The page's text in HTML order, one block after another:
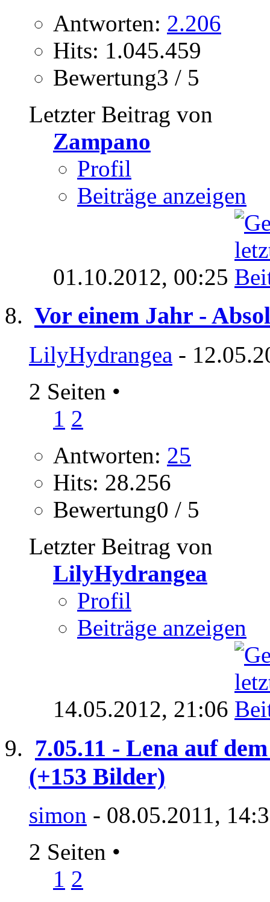
Antworten: 2.206
Hits: 1.045.459
Bewertung3 / 5
Letzter Beitrag von
Zampano
Profil
Beiträge anzeigen
01.10.2012, 00:25
Vor einem Jahr -
LilyHydrangea -
2 Seiten •
1 2
Antworten: 25
Hits: 28.256
Bewertung0 / 5
Letzter Beitrag von
LilyHydrangea
Profil
Beiträge anzeigen
14.05.2012, 21:06
7.05.11 - Lena auf
(+153 Bilder)
simon - 08.05.2011,
2 Seiten •
1 2